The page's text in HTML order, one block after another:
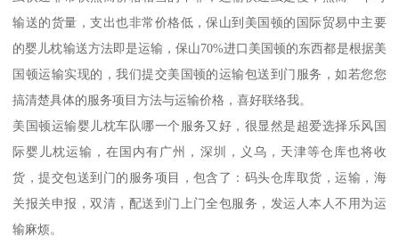
输送的货量，支出也非常价格低，保山到美国顿的国际贸易中主要
的婴儿枕输送方法即是运输，保山70%进口美国顿的东西都是根据美
国顿运输实现的，我们提交美国顿的运输包送到门服务，如若您您
搞清楚具体的服务项目方法与运输价格，喜好联络我。
美国顿运输婴儿枕车队哪一个服务又好，很显然是超爱选择乐风国
际婴儿枕运输，在国内有广州，深圳，义乌，天津等仓库也将收
货，提交包送到门的服务项目，包含了：码头仓库取货，运输，海
关报关申报，双清，配送到门上门全包服务，发运人本人不用为运
输麻烦。